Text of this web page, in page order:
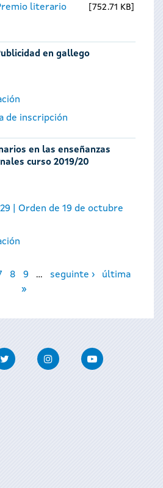
literario
752.71 KB
en gallego
de inscripción
en las enseñanzas
curso 2019/20
| Orden de 19 de octubre
8 9 … seguinte ›
última
»
Twitter InstagramYoutube